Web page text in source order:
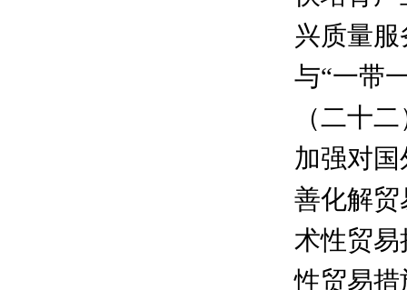
兴质量
与“一带
（二十
加强对
善化解
术性贸
性贸易